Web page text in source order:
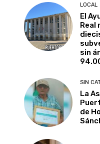
LOCAL
El
Real
sin
SIN
La
de